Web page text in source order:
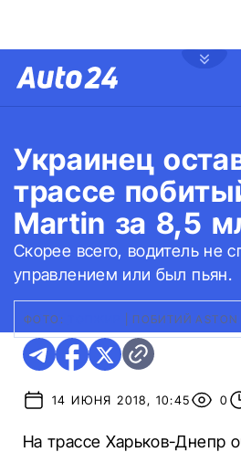
Украинец
трассе
Martin за 8,5
Скорее всего, водитель не
управлением или был пьян.
ФОТО: ПОБИТИЙ
14 ИЮНЯ 2018, 10:45 0
На трассе Харьков-Днепр